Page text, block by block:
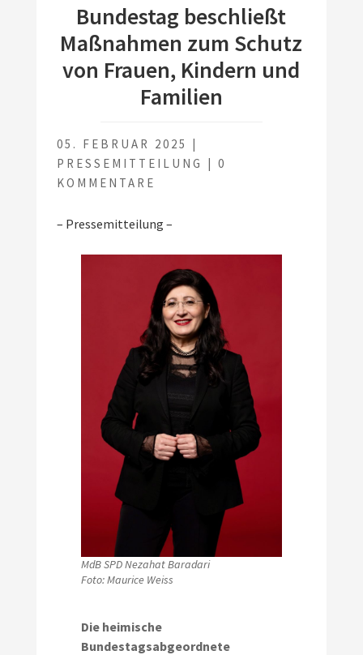
Bundestag beschließt
Maßnahmen zum Schutz
von Frauen, Kindern und
Familien
05. FEBRUAR 2025 |
PRESSEMITTEILUNG | 0
KOMMENTARE
– Pressemitteilung –
MdB SPD Nezahat Baradari
Foto: Maurice Weiss
Die heimische
Bundestagsabgeordnete